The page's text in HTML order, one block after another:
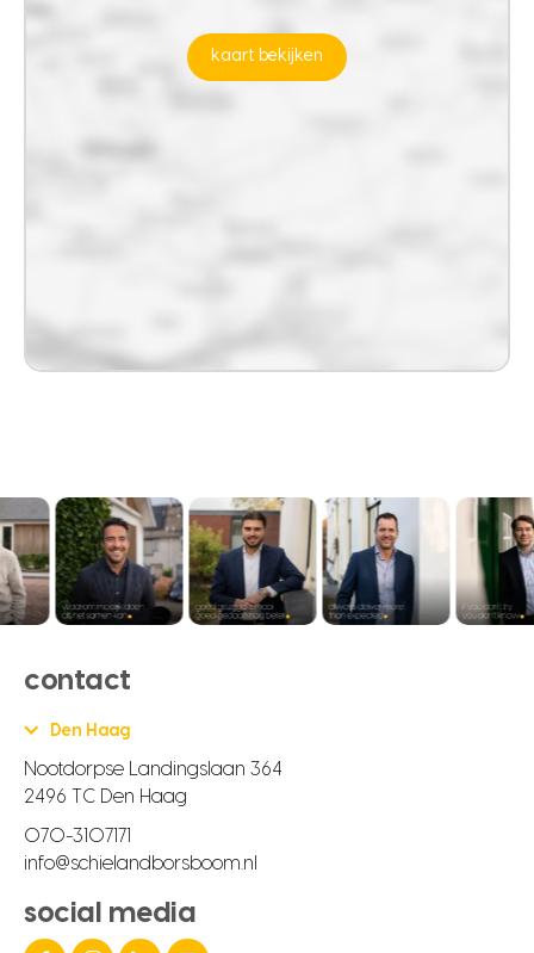
kaart bekijken
contact
Den Haag
Nootdorpse Landingslaan 364
2496 TC Den Haag
070-3107171
info@schielandborsboom.nl
social media